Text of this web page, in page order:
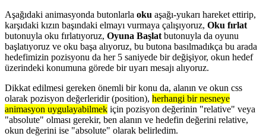
Aşağıdaki animasyonda butonlarla oku aşağı-yukarı hareket ettirip,
karşıdaki kızın başındaki elmayı vurmaya çalışıyoruz, Oku fırlat
butonuyla oku fırlatıyoruz, Oyuna Başlat butonuyla da oyunu
başlatıyoruz ve oku başa alıyoruz, bu butona basılmadıkça bu arada
hedefimizin pozisyonu da her 5 saniyede bir değişiyor, okun hedef
üzerindeki konumuna görede bir uyarı mesajı alıyoruz.
Dikkat edilmesi gereken önemli bir konu da, alanın ve okun css
olarak pozisyon değerleridir (position), herhangi bir nesneye
animasyon uygulayabilmek için pozisyon değerinin "relative" veya
"absolute" olması gerekir, ben alanın ve hedefin değerini relative,
okun değerini ise "absolute" olarak belirledim.